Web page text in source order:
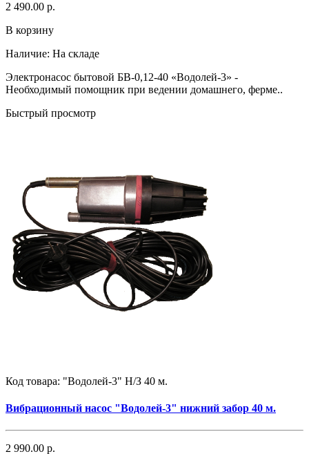
2 490.00 р.
В корзину
Наличие: На складе
Электронасос бытовой БВ-0,12-40 «Водолей-3» -
Необходимый помощник при ведении домашнего, ферме..
Быстрый просмотр
Код товара: "Водолей-3" Н/З 40 м.
Вибрационный насос "Водолей-3" нижний забор 40 м.
2 990.00 р.